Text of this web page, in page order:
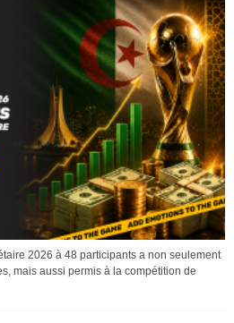
2026 à 48 participants a non seulement
mais aussi permis à la compétition de